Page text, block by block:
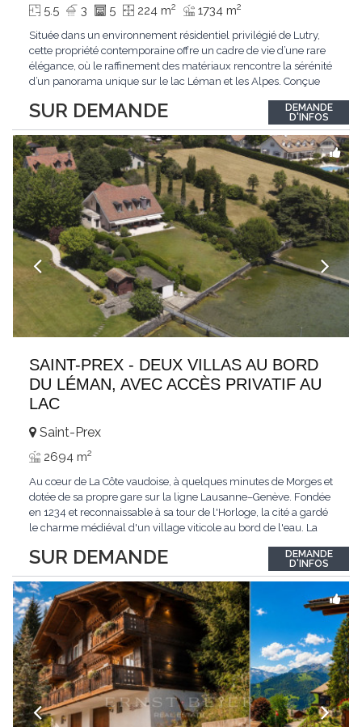
SUR DEMANDE
5.5 3 5 224 m2 1734 m2
Située dans un environnement résidentiel privilégié de Lutry,
cette propriété contemporaine offre un cadre de vie d’une rare
élégance, où le raffinement des matériaux rencontre la sérénité
d’un panorama unique sur le lac Léman et les Alpes. Conçue
distingue par ses espaces généreux et son atmosphère
résolument harmonieuse. Caractéristiques...
DEMANDE
D'INFOS
SAINT-PREX - DEUX VILLAS AU BORD
DU LÉMAN, AVEC ACCÈS PRIVATIF AU
LAC
SUR DEMANDE
Saint-Prex
2694 m2
Au cœur de La Côte vaudoise, à quelques minutes de Morges et
dotée de sa propre gare sur la ligne Lausanne–Genève. Fondée
en 1234 et reconnaissable à sa tour de l'Horloge, la cité a gardé
le charme médiéval d'un village viticole au bord de l'eau. La
immédiate des villes. Dans cet environnement privilégié, une
propriété...
DEMANDE
D'INFOS